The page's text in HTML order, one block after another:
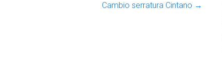
Cambio serratura Cintano →